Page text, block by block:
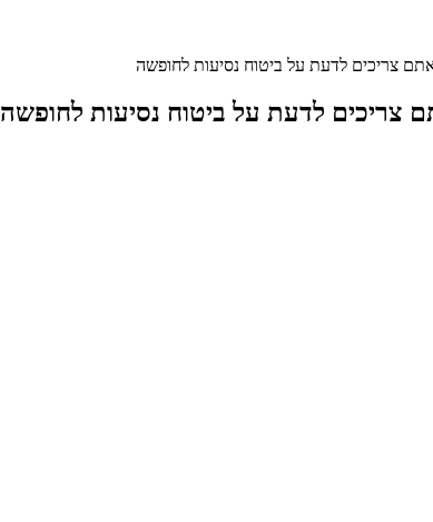
צריכים לדעת על ביטוח נסיעות לחופשה
צריכים לדעת על ביטוח נסיעות לחופשה